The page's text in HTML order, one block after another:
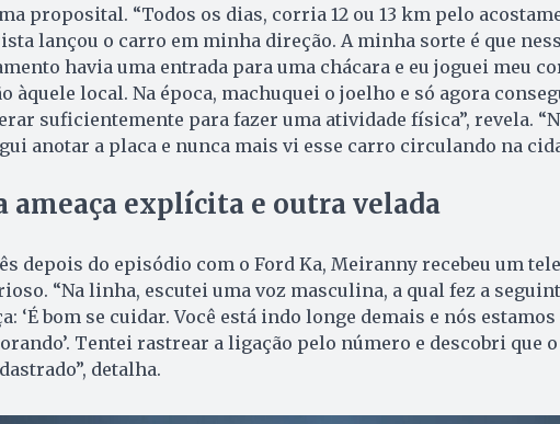
proposital. “Todos os dias, corria 12 ou 13 km pelo
lançou o carro em minha direção. A minha sorte é que
havia uma entrada para uma chácara e eu joguei meu
àquele local. Na época, machuquei o joelho e só agora
suficientemente para fazer uma atividade física”, revela.
anotar a placa e nunca mais vi esse carro circulando na
ameaça explícita e outra velada
depois do episódio com o Ford Ka, Meiranny recebeu um
“Na linha, escutei uma voz masculina, a qual fez a
‘É bom se cuidar. Você está indo longe demais e nós
Tentei rastrear a ligação pelo número e descobri que
detalha.